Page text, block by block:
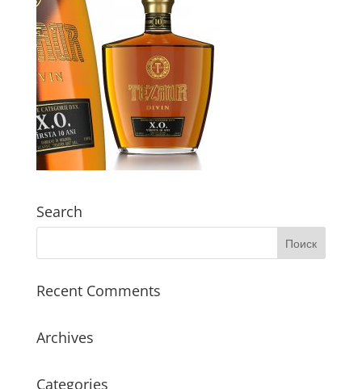
Search
Recent Comments
Archives
Categories